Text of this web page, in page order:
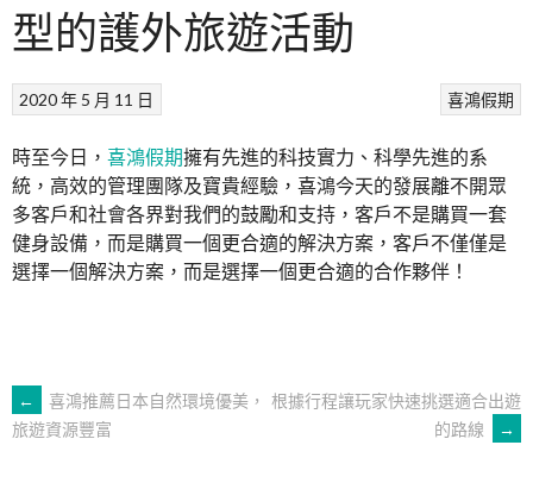
型的護外旅遊活動
喜鴻假期
2020 年 5 月 11 日
時至今日， 喜鴻假期擁有先進的科技實力、科學先進的系
統，高效的管理團隊及寶貴經驗，喜鴻今天的發展離不開眾
多客戶和社會各界對我們的鼓勵和支持，客戶不是購買一套
健身設備，而是購買一個更合適的解決方案，客戶不僅僅是
選擇一個解決方案，而是選擇一個更合適的合作夥伴！
文
←
喜鴻推薦日本自然環境優美，
旅遊資源豐富
根據行程讓玩家快速挑選適合出遊
的路線
→